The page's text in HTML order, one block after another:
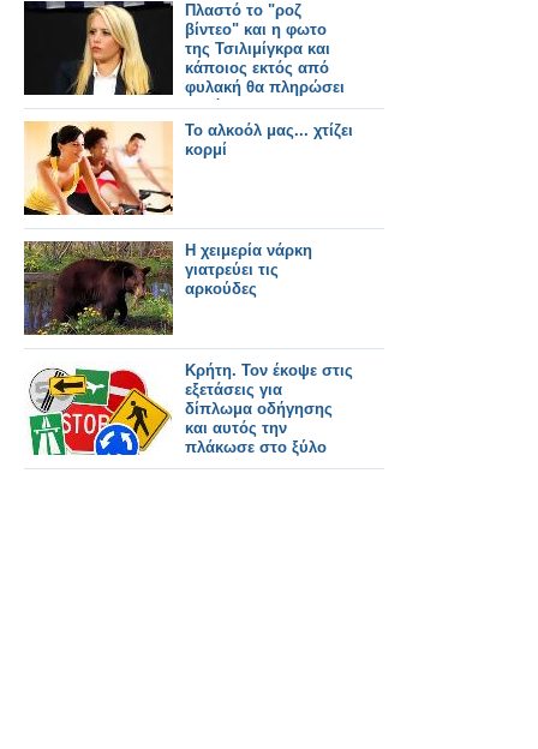
Πλαστό το "ροζ
βίντεο" και η φωτο
της Τσιλιμίγκρα και
κάποιος εκτός από
φυλακή θα πληρώσει
και όλη του την
περιουσία για ηθική
βλάβη...
To αλκοόλ μας... χτίζει
κορμί
Η χειμερία νάρκη
γιατρεύει τις
αρκούδες
Κρήτη. Τον έκοψε στις
εξετάσεις για
δίπλωμα οδήγησης
και αυτός την
πλάκωσε στο ξύλο